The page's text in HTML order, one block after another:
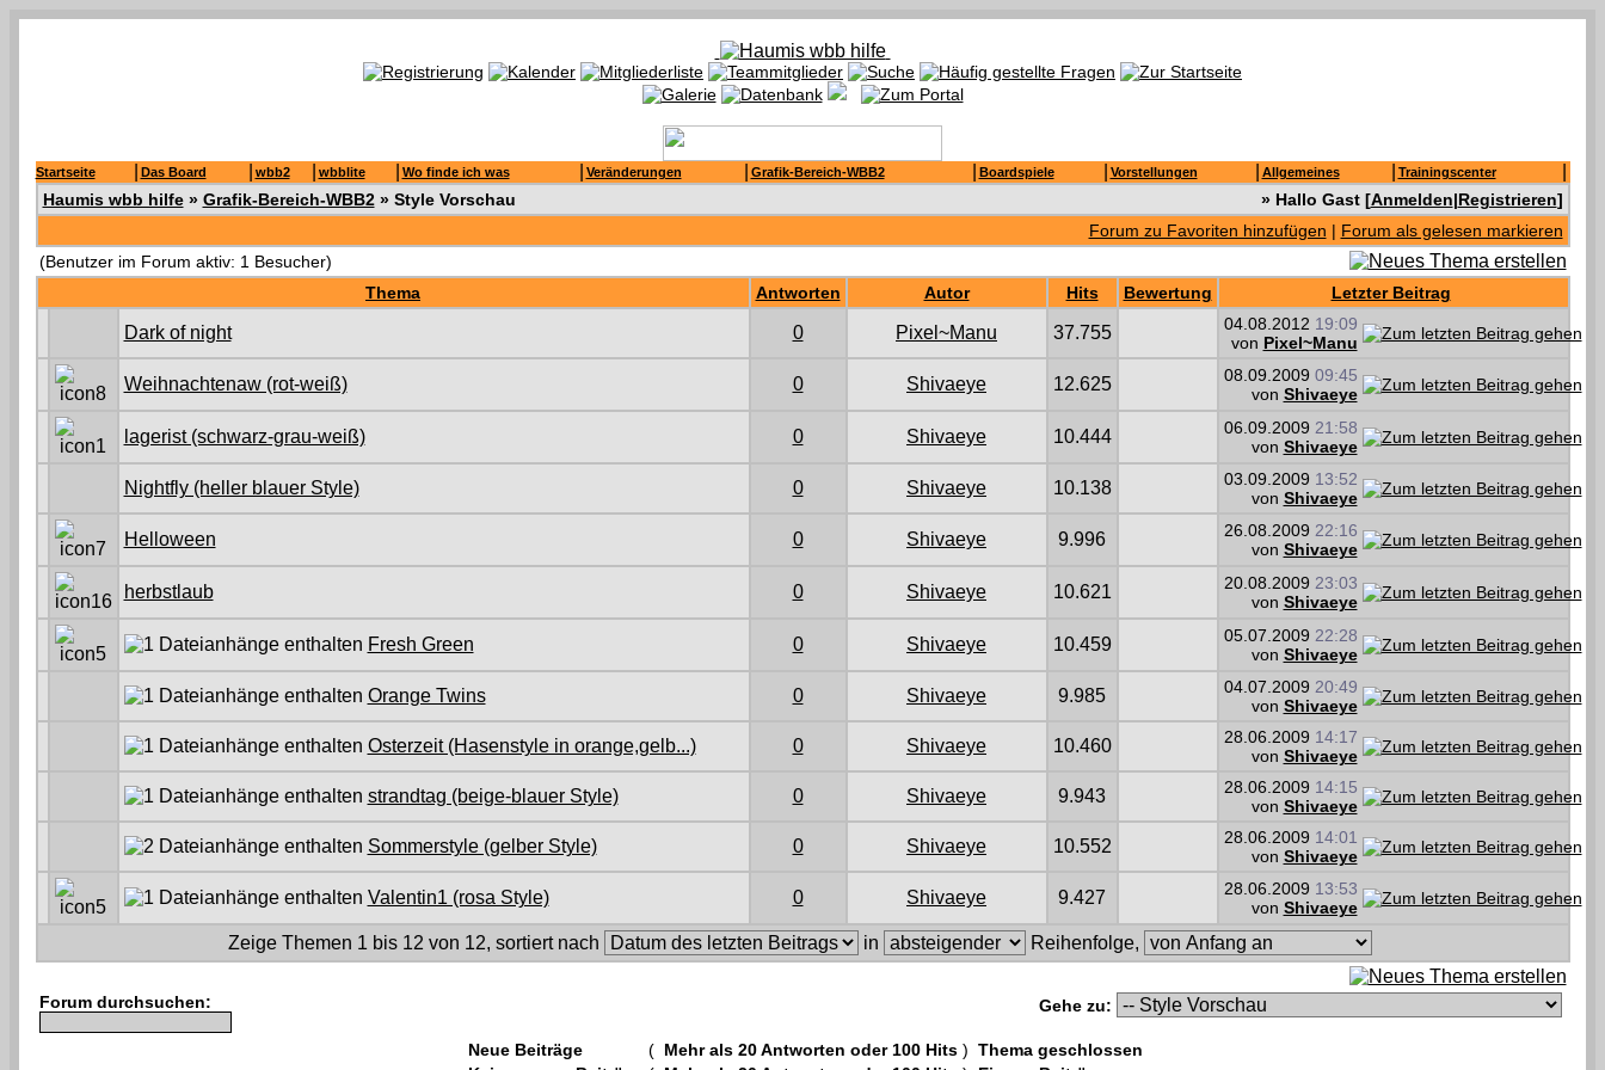
Startseite Das Board wbb2 wbblite Wo finde ich was Veränderungen Grafik-Bereich-WBB2 Boardspiele Vorstellungen Allgemeines Trainingscenter
Haumis wbb hilfe» Grafik-Bereich-WBB2» Style Vorschau » Hallo Gast [Anmelden|Registrieren]
Forum zu Favoriten hinzufügen | Forum als gelesen markieren
(Benutzer im Forum aktiv: 1 Besucher)
Thema
Antworten Autor Hits Bewertung Letzter Beitrag
Dark of night 0 Pixel~Manu 37.755 04.08.2012 19:09
von Pixel~Manu
Weihnachtenaw (rot-weiß) 0 Shivaeye 12.625 08.09.2009 09:45
von Shivaeye
lagerist (schwarz-grau-weiß) 0 Shivaeye 10.444 06.09.2009 21:58
von Shivaeye
Nightfly (heller blauer Style) 0 Shivaeye 10.138 03.09.2009 13:52
von Shivaeye
Helloween 0 Shivaeye 9.996 26.08.2009 22:16
von Shivaeye
herbstlaub 0 Shivaeye 10.621 20.08.2009 23:03
von Shivaeye
Fresh Green 0 Shivaeye 10.459 05.07.2009 22:28
von Shivaeye
Orange Twins 0 Shivaeye 9.985 04.07.2009 20:49
von Shivaeye
Osterzeit (Hasenstyle in orange,gelb...) 0 Shivaeye 10.460 28.06.2009 14:17
von Shivaeye
strandtag (beige-blauer Style) 0 Shivaeye 9.943 28.06.2009 14:15
von Shivaeye
Sommerstyle (gelber Style) 0 Shivaeye 10.552 28.06.2009 14:01
von Shivaeye
Valentin1 (rosa Style) 0 Shivaeye 9.427 28.06.2009 13:53
von Shivaeye
Zeige Themen 1 bis 12 von 12, sortiert nach in Reihenfolge,
Forum durchsuchen: Gehe zu:
Neue Beiträge ( Mehr als 20 Antworten oder 100 Hits) Thema geschlossen